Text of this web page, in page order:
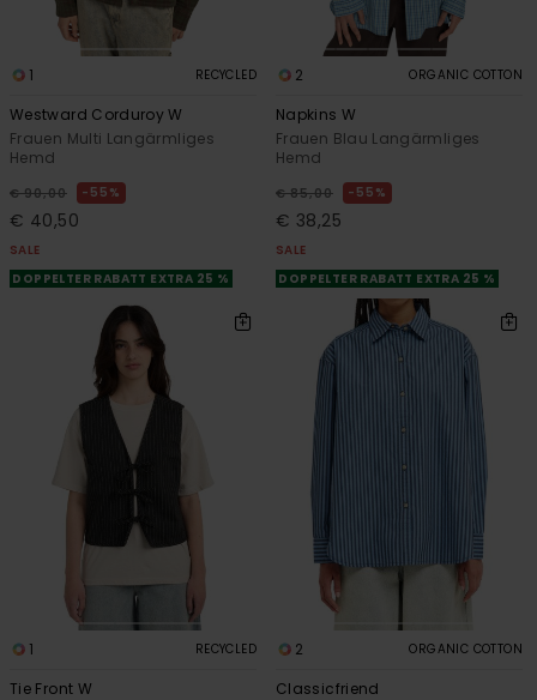
1 RECYCLED
Westward Corduroy W
Frauen Multi Langärmliges
Hemd
€ 90,00 55%
€ 40,50
SALE
DOPPELTER RABATT EXTRA 25 %
2 ORGANIC COTTON
Napkins W
Frauen Blau Langärmliges
Hemd
€ 85,00 55%
€ 38,25
SALE
DOPPELTER RABATT EXTRA 25 %
1 RECYCLED
Tie Front W
2 ORGANIC COTTON
Classicfriend